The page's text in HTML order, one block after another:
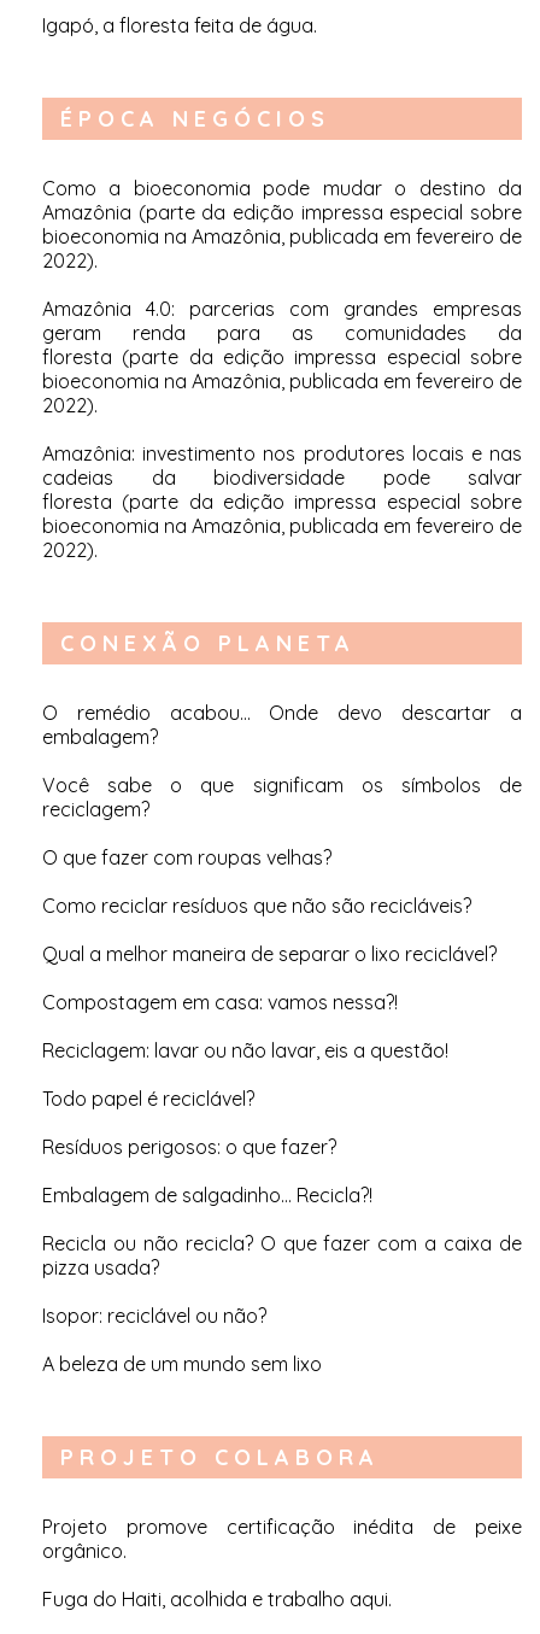
Igapó, a floresta feita de água.
ÉPOCA NEGÓCIOS
Como a bioeconomia pode mudar o destino da
Amazônia (parte da edição impressa especial sobre
bioeconomia na Amazônia, publicada em fevereiro de
2022).
Amazônia 4.0: parcerias com grandes empresas
geram renda para as comunidades da
floresta (parte da edição impressa especial sobre
bioeconomia na Amazônia, publicada em fevereiro de
2022).
Amazônia: investimento nos produtores locais e nas
cadeias da biodiversidade pode salvar
floresta (parte da edição impressa especial sobre
bioeconomia na Amazônia, publicada em fevereiro de
2022).
CONEXÃO PLANETA
O remédio acabou… Onde devo descartar a
embalagem?
Você sabe o que significam os símbolos de
reciclagem?
O que fazer com roupas velhas?
Como reciclar resíduos que não são recicláveis?
Qual a melhor maneira de separar o lixo reciclável?
Compostagem em casa: vamos nessa?!
Reciclagem: lavar ou não lavar, eis a questão!
Todo papel é reciclável?
Resíduos perigosos: o que fazer?
Embalagem de salgadinho… Recicla?!
Recicla ou não recicla? O que fazer com a caixa de
pizza usada?
Isopor: reciclável ou não?
A beleza de um mundo sem lixo
PROJETO COLABORA
Projeto promove certificação inédita de peixe
orgânico.
Fuga do Haiti, acolhida e trabalho aqui.